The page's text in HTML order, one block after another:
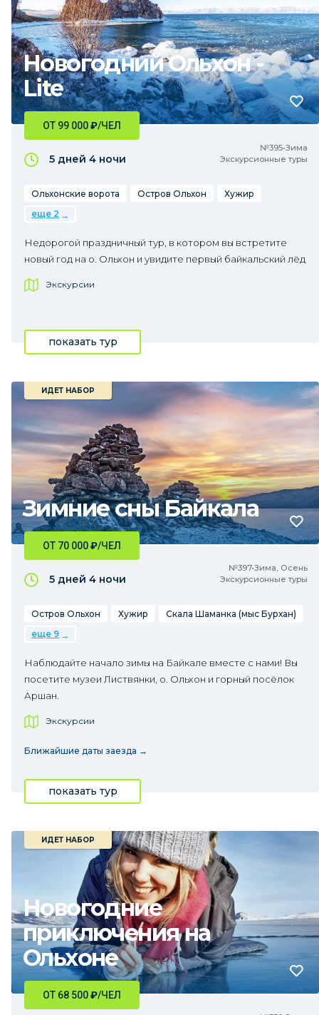
Новогодний Ольхон -
Lite
№395•Зима
Экскурсионные туры
ОТ 99 000₽/ЧЕЛ
5 дней 4 ночи
Ольхонские ворота Остров Ольхон
Хужир
еще 2
Недорогой праздничный тур, в котором вы встретите
новый год на о. Ольхон и увидите первый байкальский лёд
Экскурсии
показать тур
Зимние сны Байкала
ИДЕТ НАБОР
№397•Зима, Осень
Экскурсионные туры
ОТ 70 000₽/ЧЕЛ
5 дней 4 ночи
Остров Ольхон Хужир
Скала Шаманка (мыс Бурхан)
еще 9
Наблюдайте начало зимы на Байкале вместе с нами! Вы
посетите музеи Листвянки, о. Ольхон и горный посёлок
Аршан.
Экскурсии
Ближайшие даты заезда →
показать тур
Новогодние
приключения на
Ольхоне
ИДЕТ НАБОР
ОТ 68 500₽/ЧЕЛ